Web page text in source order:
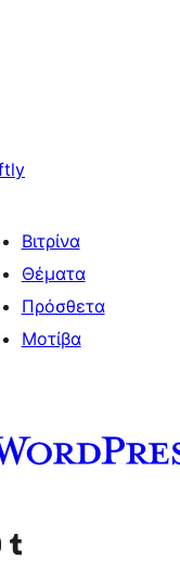
Βιτρίνα
Θέματα
Πρόσθετα
Μοτίβα
accountchannel
Visit our Tumblr account